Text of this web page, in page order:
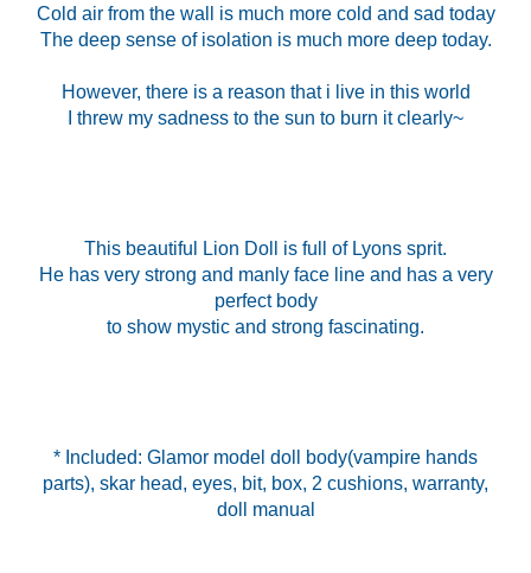
Cold air from the wall is much more cold and sad today
The deep sense of isolation is much more deep today.
However, there is a reason that i live in this world
I threw my sadness to the sun to burn it clearly~
This beautiful Lion Doll is full of Lyons sprit.
He has very strong and manly face line and has a very
perfect body
to show mystic and strong fascinating.
* Included: Glamor model doll body(vampire hands
parts), skar head, eyes, bit, box, 2 cushions, warranty,
doll manual